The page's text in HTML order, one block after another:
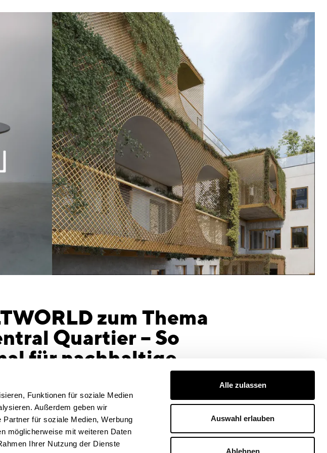
Funktionen für soziale Medien
Außerdem geben wir
für soziale Medien, Werbung
möglicherweise mit weiteren Daten
Ihrer Nutzung der Dienste
Alle zulassen
Auswahl erlauben
Ablehnen
zum Thema
Quartier – So
für nachhaltige
in unsere
in der
in